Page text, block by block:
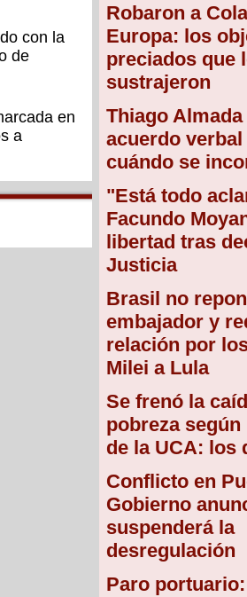
Robaron a
Europa: los
preciados que
sustrajeron
Thiago
acuerdo
cuándo se
"Está todo
Facundo
libertad tras
Justicia
Brasil no
embajador y
relación por
Milei a Lula
Se frenó la
pobreza
de la UCA: los
Conflicto en
Gobierno
suspenderá la
desregulación
Paro
con la
de
en
a